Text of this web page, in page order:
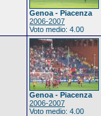
Genoa - Piacenza
2006-2007
Voto medio: 4.00
Genoa - Piacenza
2006-2007
Voto medio: 4.00